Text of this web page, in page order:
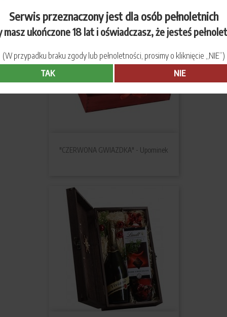
Serwis przeznaczony jest dla osób pełnoletnich
masz ukończone 18 lat i oświadczasz, że jesteś
(W przypadku braku zgody lub pełnoletności, prosimy o kliknięcie „NIE”)
TAK
NIE
"CZERWONA GWIAZDKA" - Upominek